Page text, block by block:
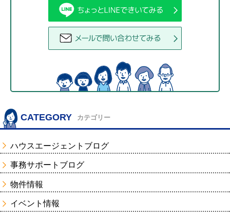
CATEGORY カテゴリー
ハウスエージェントブログ
事務サポートブログ
物件情報
イベント情報